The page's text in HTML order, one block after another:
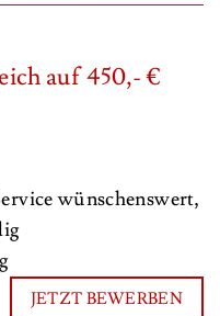
auf 450,- €
wünschenswert,
JETZT BEWERBEN